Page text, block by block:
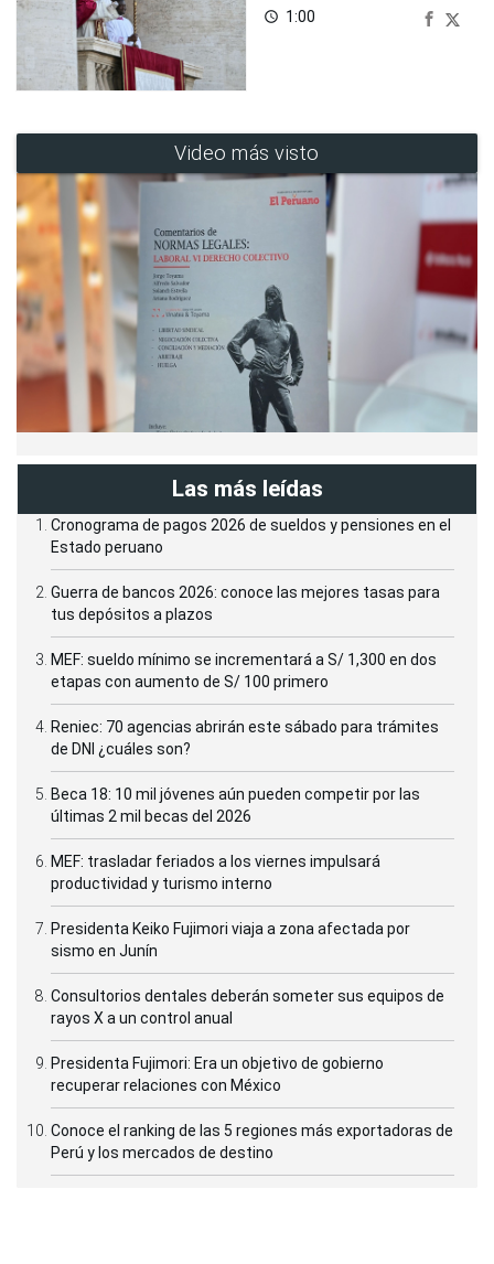
access_time 1:00
Video más visto
Las más leídas
Cronograma de pagos 2026 de sueldos y pensiones en el
Estado peruano
Guerra de bancos 2026: conoce las mejores tasas para
tus depósitos a plazos
MEF: sueldo mínimo se incrementará a S/ 1,300 en dos
etapas con aumento de S/ 100 primero
Reniec: 70 agencias abrirán este sábado para trámites
de DNI ¿cuáles son?
Beca 18: 10 mil jóvenes aún pueden competir por las
últimas 2 mil becas del 2026
MEF: trasladar feriados a los viernes impulsará
productividad y turismo interno
Presidenta Keiko Fujimori viaja a zona afectada por
sismo en Junín
Consultorios dentales deberán someter sus equipos de
rayos X a un control anual
Presidenta Fujimori: Era un objetivo de gobierno
recuperar relaciones con México
Conoce el ranking de las 5 regiones más exportadoras de
Perú y los mercados de destino